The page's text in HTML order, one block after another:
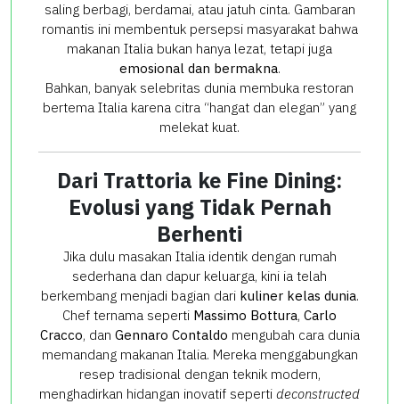
saling berbagi, berdamai, atau jatuh cinta. Gambaran
romantis ini membentuk persepsi masyarakat bahwa
makanan Italia bukan hanya lezat, tetapi juga
emosional dan bermakna.
Bahkan, banyak selebritas dunia membuka restoran
bertema Italia karena citra “hangat dan elegan” yang
melekat kuat.
Dari Trattoria ke Fine Dining:
Evolusi yang Tidak Pernah
Berhenti
Jika dulu masakan Italia identik dengan rumah
sederhana dan dapur keluarga, kini ia telah
berkembang menjadi bagian dari kuliner kelas dunia.
Chef ternama seperti Massimo Bottura, Carlo
Cracco, dan Gennaro Contaldo mengubah cara dunia
memandang makanan Italia. Mereka menggabungkan
resep tradisional dengan teknik modern,
menghadirkan hidangan inovatif seperti deconstructed